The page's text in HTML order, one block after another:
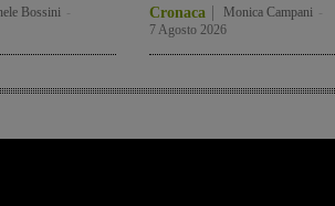
Bossini Cronaca Monica Campani
7 Agosto 2026